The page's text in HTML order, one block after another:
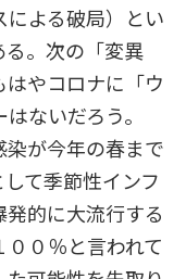
による破局）とい
る。次の「変異
やコロナに「ウ
ないだろう。
が今年の春まで
て季節性インフ
的に大流行する
０％と言われて